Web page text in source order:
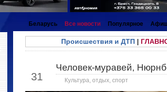
Беларусь Все новости Популярное
Происшествия и ДТП|
31
Человек-муравей,
Культура, отдых, спорт